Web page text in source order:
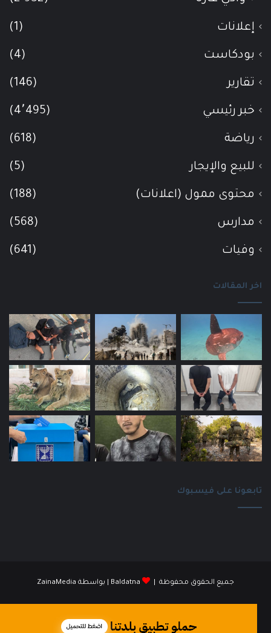
إعلانات (1)
بودكاست (4)
تقارير (146)
خبر رئيسي (4٬495)
رياضة (618)
للبيع والإيجار (5)
محتوى ممول (اعلانات) (188)
مدارس (568)
وفيات (641)
اخر المقالات
تابعونا على فيسبوك
جميع الحقوق محفوظة | Baldatna | بواسطة ZainaMedia